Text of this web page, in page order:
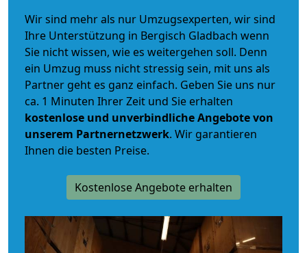
Wir sind mehr als nur Umzugsexperten, wir sind
Ihre Unterstützung in Bergisch Gladbach wenn
Sie nicht wissen, wie es weitergehen soll. Denn
ein Umzug muss nicht stressig sein, mit uns als
Partner geht es ganz einfach. Geben Sie uns nur
ca. 1 Minuten Ihrer Zeit und Sie erhalten
kostenlose und unverbindlicheAngebote von
unserem Partnernetzwerk. Wir garantieren
Ihnen die besten Preise.
Kostenlose Angebote erhalten